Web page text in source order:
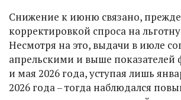
Снижение к июню связано, прежде
корректировкой спроса на
Несмотря на это, выдачи в июле
апрельскими и выше показателей
и мая 2026 года, уступая лишь
2026 года – тогда наблюдался